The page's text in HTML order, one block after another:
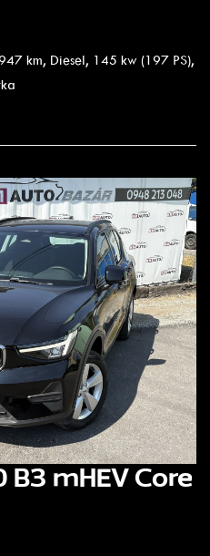
km, Diesel, 145 kw (197 PS),
mHEV Core